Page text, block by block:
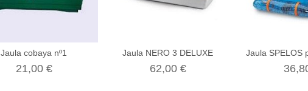
Jaula cobaya nº1
21,00 €
Jaula NERO 3 DELUXE
62,00 €
Jaula SPELOS